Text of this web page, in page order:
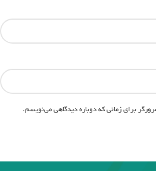
برای زمانی که دوباره دیدگاهی می‌نویسم.